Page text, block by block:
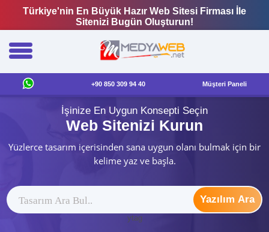
Türkiye'nin En Büyük Hazır Web Sitesi Firması İle
Sitenizi Bugün Oluşturun!
+90 850 309 94 40 Müşteri Paneli
İşinize En Uygun Konsepti Seçin
Web Sitenizi Kurun
Yüzlerce tasarım içerisinden sana uygun olanı bulmak için bir
kelime yaz ve başla.
Yazılım Ara
ytag